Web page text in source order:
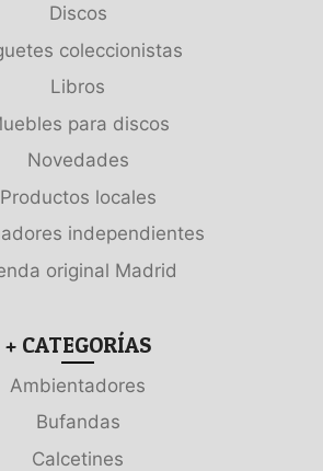
Discos
coleccionistas
Libros
para discos
Novedades
Productos locales
independientes
original Madrid
+ CATEGORÍAS
Ambientadores
Bufandas
Calcetines